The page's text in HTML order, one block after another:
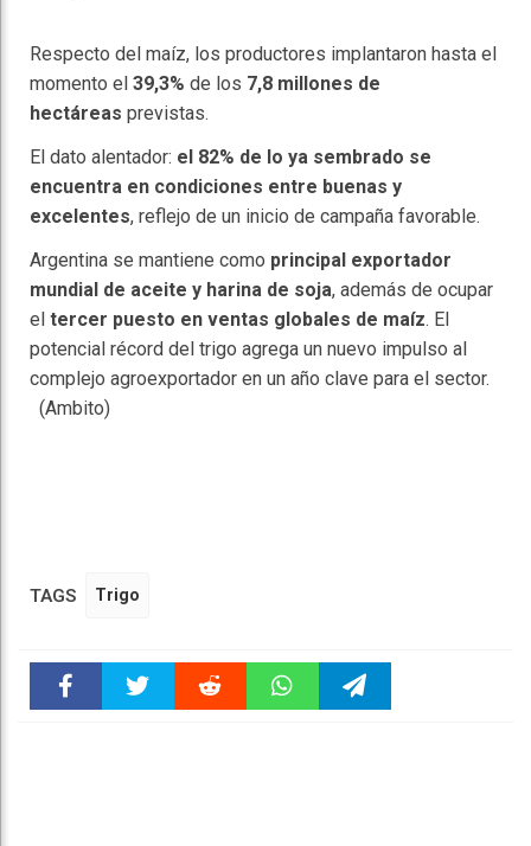
Respecto del maíz, los productores implantaron hasta el
momento el 39,3% de los 7,8 millones de
hectáreas previstas.
El dato alentador: el 82% de lo ya sembrado se
encuentra en condiciones entre buenas y
excelentes, reflejo de un inicio de campaña favorable.
Argentina se mantiene como principal exportador
mundial de aceite y harina de soja, además de ocupar
el tercer puesto en ventas globales de maíz. El
potencial récord del trigo agrega un nuevo impulso al
complejo agroexportador en un año clave para el sector.
(Ambito)
TAGS Trigo